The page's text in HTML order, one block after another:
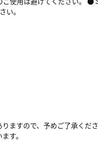
い。
ますので、予めご了承くださ
す。